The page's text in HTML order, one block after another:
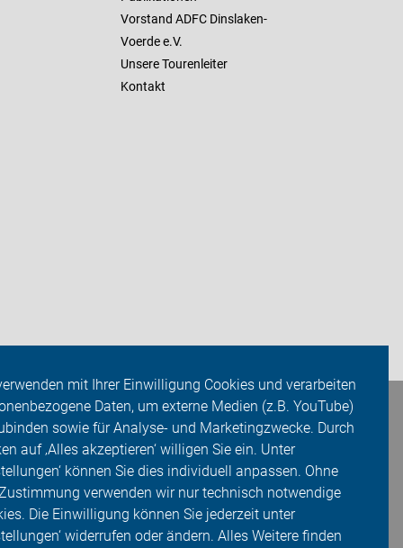
mit Ihrer Einwilligung Cookies und verarbeiten
Daten, um externe Medien (z.B. YouTube)
sowie für Analyse- und Marketingzwecke. Durch
auf ‚Alles akzeptieren‘ willigen Sie ein. Unter
können Sie dies individuell anpassen. Ohne
verwenden wir nur technisch notwendige
Die Einwilligung können Sie jederzeit unter
widerrufen oder ändern. Alles Weitere finden
Vorstand ADFC Dinslaken-
Voerde e.V.
Unsere Tourenleiter
Kontakt